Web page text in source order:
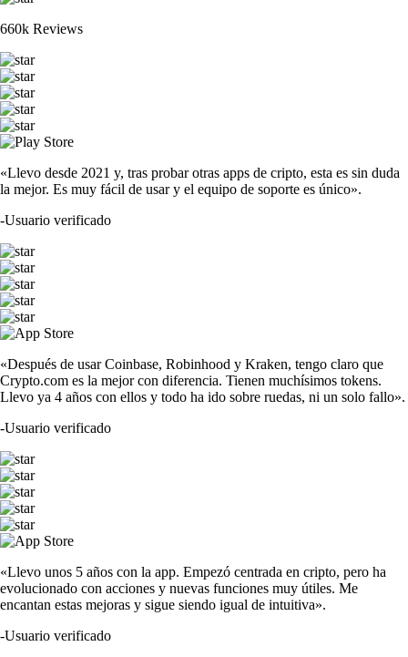
660k Reviews
«Llevo desde 2021 y, tras probar otras apps de cripto, esta es sin duda
la mejor. Es muy fácil de usar y el equipo de soporte es único».
-Usuario verificado
«Después de usar Coinbase, Robinhood y Kraken, tengo claro que
Crypto.com es la mejor con diferencia. Tienen muchísimos tokens.
Llevo ya 4 años con ellos y todo ha ido sobre ruedas, ni un solo fallo».
-Usuario verificado
«Llevo unos 5 años con la app. Empezó centrada en cripto, pero ha
evolucionado con acciones y nuevas funciones muy útiles. Me
encantan estas mejoras y sigue siendo igual de intuitiva».
-Usuario verificado